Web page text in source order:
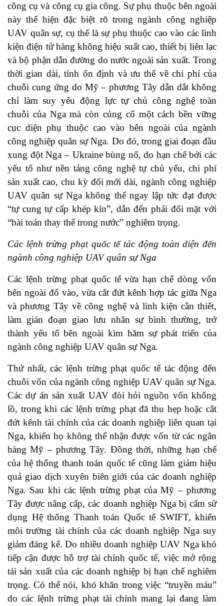
công cụ và công cụ gia công. Sự phụ thuộc bên ngoài
này thể hiện đặc biệt rõ trong ngành công nghiệp
UAV quân sự, cụ thể là sự phụ thuộc cao vào các linh
kiện điện tử hàng không hiệu suất cao, thiết bị liên lạc
và bộ phận dẫn đường do nước ngoài sản xuất. Trong
thời gian dài, tính ổn định và ưu thế về chi phí của
chuỗi cung ứng do Mỹ – phương Tây dẫn dắt không
chỉ làm suy yếu động lực tự chủ công nghệ toàn
chuỗi của Nga mà còn củng cố một cách bền vững
cục diện phụ thuộc cao vào bên ngoài của ngành
công nghiệp quân sự Nga. Do đó, trong giai đoạn đầu
xung đột Nga – Ukraine bùng nổ, do hạn chế bởi các
yếu tố như nền tảng công nghệ tự chủ yếu, chi phí
sản xuất cao, chu kỳ đổi mới dài, ngành công nghiệp
UAV quân sự Nga không thể ngay lập tức đạt được
“tự cung tự cấp khép kín”, dẫn đến phải đối mặt với
“bài toán thay thế trong nước” nghiêm trọng.
Các lệnh trừng phạt quốc tế tác động toàn diện đến
ngành công nghiệp UAV quân sự Nga
Các lệnh trừng phạt quốc tế vừa hạn chế dòng vốn
bên ngoài đổ vào, vừa cắt đứt kênh hợp tác giữa Nga
và phương Tây về công nghệ và linh kiện cần thiết,
làm gián đoạn giao lưu nhân sự bình thường, trở
thành yếu tố bên ngoài kìm hãm sự phát triển của
ngành công nghiệp UAV quân sự Nga.
Thứ nhất, các lệnh trừng phạt quốc tế tác động đến
chuỗi vốn của ngành công nghiệp UAV quân sự Nga.
Các dự án sản xuất UAV đòi hỏi nguồn vốn khổng
lồ, trong khi các lệnh trừng phạt đã thu hẹp hoặc cắt
đứt kênh tài chính của các doanh nghiệp liên quan tại
Nga, khiến họ không thể nhận được vốn từ các ngân
hàng Mỹ – phương Tây. Đồng thời, những hạn chế
của hệ thống thanh toán quốc tế cũng làm giảm hiệu
quả giao dịch xuyên biên giới của các doanh nghiệp
Nga. Sau khi các lệnh trừng phạt của Mỹ – phương
Tây được nâng cấp, các doanh nghiệp Nga bị cấm sử
dụng Hệ thống Thanh toán Quốc tế SWIFT, khiến
môi trường tài chính của các doanh nghiệp Nga suy
giảm đáng kể. Do nhiều doanh nghiệp UAV Nga khó
tiếp cận được hỗ trợ tài chính quốc tế, việc mở rộng
tái sản xuất của các doanh nghiệp bị hạn chế nghiêm
trọng. Có thể nói, khó khăn trong việc “truyền máu”
do các lệnh trừng phạt tài chính mang lại đang làm